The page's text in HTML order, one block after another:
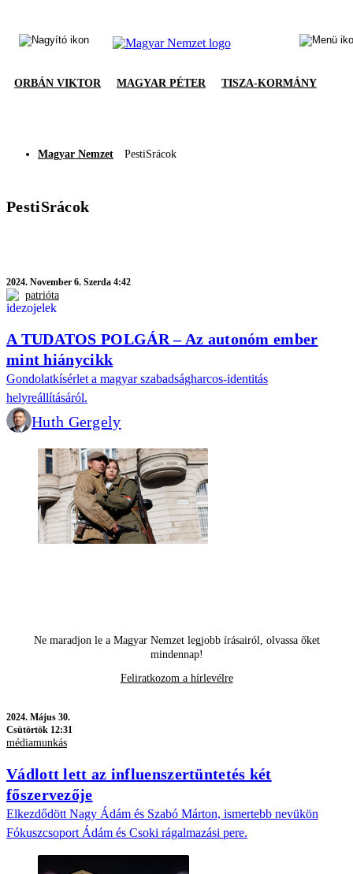
ORBÁN VIKTOR MAGYAR PÉTER TISZA-KORMÁNY
Magyar Nemzet PestiSrácok
PestiSrácok
2024. November 6. Szerda 4:42
patrióta
A TUDATOS POLGÁR – Az autonóm ember
mint hiánycikk
Gondolatkísérlet a magyar szabadságharcos-identitás
helyreállításáról.
Huth Gergely
Ne maradjon le a Magyar Nemzet legjobb írásairól, olvassa őket
mindennap!
Feliratkozom a hírlevélre
2024. Május 30.
Csütörtök 12:31
médiamunkás
Vádlott lett az influenszertüntetés két
főszervezője
Elkezdődött Nagy Ádám és Szabó Márton, ismertebb nevükön
Fókuszcsoport Ádám és Csoki rágalmazási pere.